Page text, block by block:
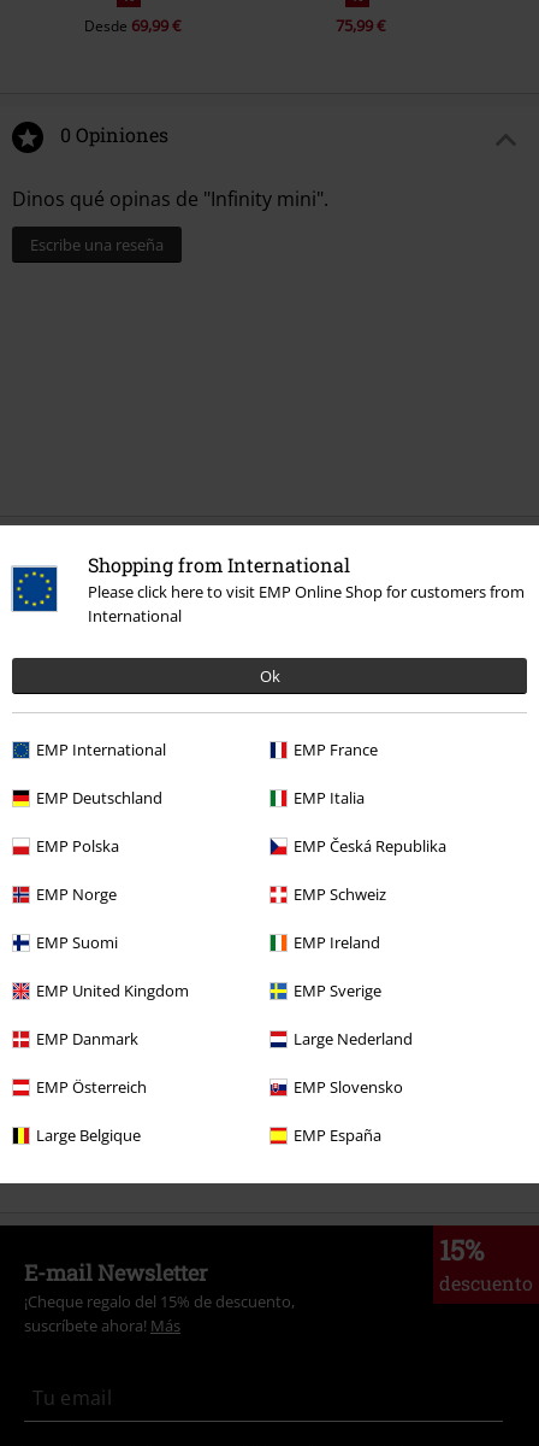
Shopping from International
Please click here to visit EMP Online Shop for customers from
International
Ok
EMP International EMP France
EMP Deutschland EMP Italia
EMP Polska EMP Česká Republika
EMP Norge EMP Schweiz
EMP Suomi EMP Ireland
EMP United Kingdom EMP Sverige
EMP Danmark Large Nederland
EMP Österreich EMP Slovensko
Large Belgique EMP España
Desde 69,99 € 75,99 €
0 Opiniones
Dinos qué opinas de "Infinity mini".
Escribe una reseña
%
Ropa Vestidos
Marcas Ropa Ropa Vestidos
Marcas Ropa Mujer
Tallas Grandes Mujer Vestidos Cortos
Ropa & accesorios Vestidos
15%
descuento
E-mail Newsletter
¡Cheque regalo del 15% de descuento,
suscríbete ahora! Más